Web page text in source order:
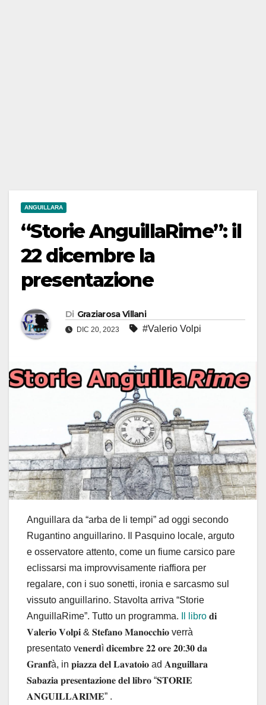
ANGUILLARA
“Storie AnguillaRime”: il
22 dicembre la
presentazione
Di Graziarosa Villani
DIC 20, 2023 #Valerio Volpi
Anguillara da “arba de li tempi” ad oggi secondo
Rugantino anguillarino. Il Pasquino locale, arguto
e osservatore attento, come un fiume carsico pare
eclissarsi ma improvvisamente riaffiora per
regalare, con i suo sonetti, ironia e sarcasmo sul
vissuto anguillarino. Stavolta arriva “Storie
AnguillaRime”. Tutto un programma.
Il libro 𝐝𝐢
𝐕𝐚𝐥𝐞𝐫𝐢𝐨 𝐕𝐨𝐥𝐩𝐢 & 𝐒𝐭𝐞𝐟𝐚𝐧𝐨 𝐌𝐚𝐧𝐨𝐜𝐜𝐡𝐢𝐨 verrà
presentato v𝐞𝐧𝐞𝐫𝐝ì 𝐝𝐢𝐜𝐞𝐦𝐛𝐫𝐞 𝟐𝟐 𝐨𝐫𝐞 𝟐𝟎:𝟑𝟎 𝐝𝐚
𝐆𝐫𝐚𝐧𝐟à, in 𝐩𝐢𝐚𝐳𝐳𝐚 𝐝𝐞𝐥 𝐋𝐚𝐯𝐚𝐭𝐨𝐢𝐨 ad 𝐀𝐧𝐠𝐮𝐢𝐥𝐥𝐚𝐫𝐚
𝐒𝐚𝐛𝐚𝐳𝐢𝐚 𝐩𝐫𝐞𝐬𝐞𝐧𝐭𝐚𝐳𝐢𝐨𝐧𝐞 𝐝𝐞𝐥 𝐥𝐢𝐛𝐫𝐨 “𝐒𝐓𝐎𝐑𝐈𝐄
𝐀𝐍𝐆𝐔𝐈𝐋𝐋𝐀𝐑𝐈𝐌𝐄” .